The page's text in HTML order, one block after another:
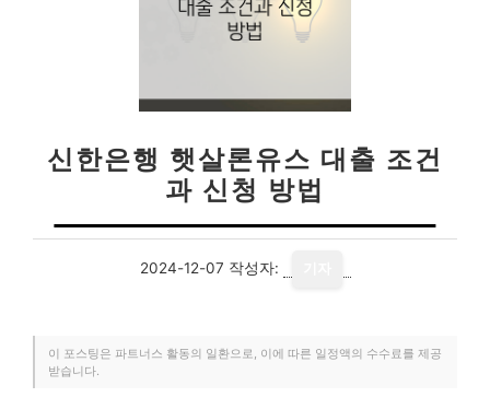
신한은행 햇살론유스 대출 조건
과 신청 방법
2024-12-07 작성자:
이 포스팅은 파트너스 활동의 일환으로, 이에 따른 일정액의 수수료를 제공
받습니다.